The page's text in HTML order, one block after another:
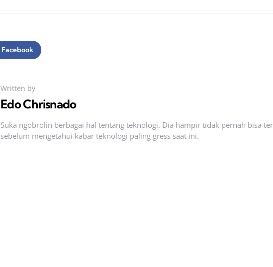
Facebook
Written by
Edo Chrisnado
Suka ngobrolin berbagai hal tentang teknologi. Dia hampir tidak pernah bisa
sebelum mengetahui kabar teknologi paling gress saat ini.